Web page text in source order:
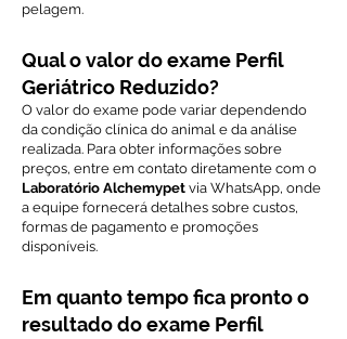
pelagem.
Qual o valor do exame Perfil
Geriátrico Reduzido?
O valor do exame pode variar dependendo
da condição clínica do animal e da análise
realizada. Para obter informações sobre
preços, entre em contato diretamente com o
Laboratório Alchemypet via WhatsApp, onde
a equipe fornecerá detalhes sobre custos,
formas de pagamento e promoções
disponíveis.
Em quanto tempo fica pronto o
resultado do exame Perfil